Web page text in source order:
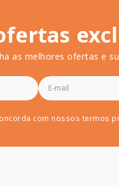
as melhores ofertas e
com nossos termos